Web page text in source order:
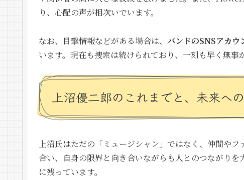
り、心配の声が相次いでいます。
なお、目撃情報などがある場合は、 バンドのSNSアカウ
います。現在も捜索は続けられており、一刻も早く無事
上沼優二郎のこれまでと、未来へ
上沼氏はただの「ミュージシャン」ではなく、仲間や
合い、自身の限界と向き合いながらも人とのつながり
に残っています。